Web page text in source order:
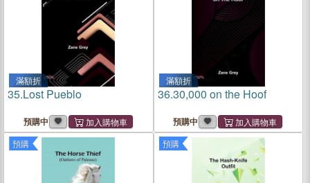
滿額折
35.Lost Pueblo
預購中
滿額折
36.30,000 on the Hoof
預購中
預購 預購